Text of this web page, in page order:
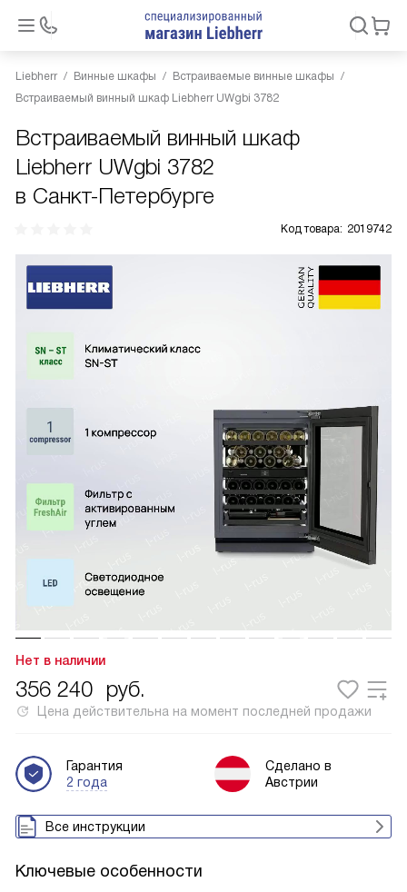
Liebherr Винные шкафы
Встраиваемые винные шкафы
Встраиваемый винный шкаф Liebherr UWgbi 3782
Встраиваемый винный шкаф
Liebherr UWgbi 3782
в Санкт-Петербурге
Код товара: 2019742
Нет в наличии
356 240 руб.
Цена действительна на момент последней продажи
Гарантия
2 года
Сделано в
Австрии
Все инструкции
Ключевые особенности